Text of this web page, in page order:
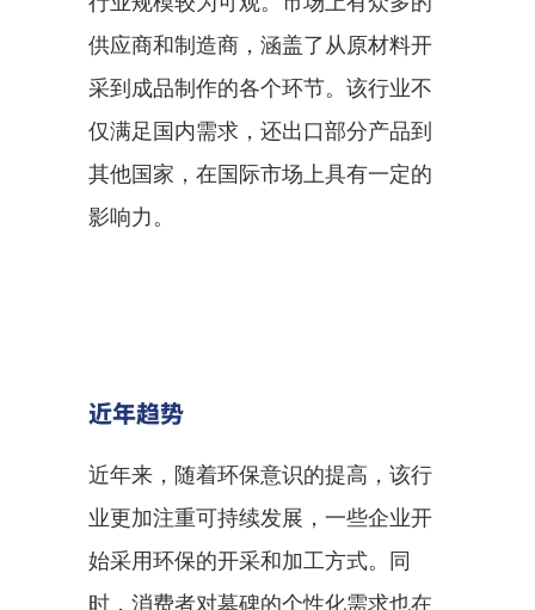
供应商和制造商，涵盖了从原材料开
采到成品制作的各个环节。该行业不
仅满足国内需求，还出口部分产品到
其他国家，在国际市场上具有一定的
影响力。
近年趋势
近年来，随着环保意识的提高，该行
业更加注重可持续发展，一些企业开
始采用环保的开采和加工方式。同
时，消费者对墓碑的个性化需求也在